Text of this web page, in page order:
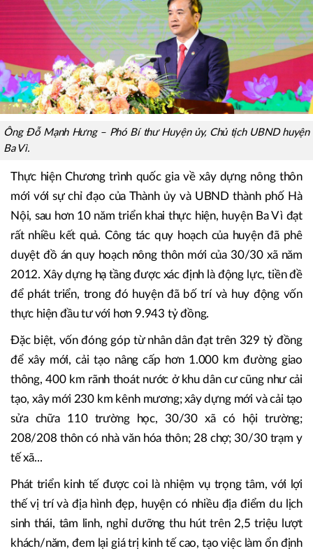
Ông Đỗ Mạnh Hưng – Phó Bí thư Huyện ủy, Chủ tịch UBND huyện
Thực hiện Chương trình quốc gia về xây dựng nông thôn
mới với sự chỉ đạo của Thành ủy và UBND thành phố Hà
Nội, sau hơn 10 năm triển khai thực hiện, huyện Ba Vì đạt
duyệt đồ án quy hoạch nông thôn mới của 30/30 xã năm
2012. Xây dựng hạ tầng được xác định là động lực, tiền đề
để phát triển, trong đó huyện đã bố trí và huy động vốn
thực hiện đầu tư với hơn 9.943 tỷ đồng.
Đặc biệt, vốn đóng góp từ nhân dân đạt trên 329 tỷ đồng
để xây mới, cải tạo nâng cấp hơn 1.000 km đường giao
tạo, xây mới 230 km kênh mương; xây dựng mới và cải tạo
sửa chữa 110 trường học, 30/30 xã có hội trường;
208/208 thôn có nhà văn hóa thôn; 28 chợ; 30/30 trạm y